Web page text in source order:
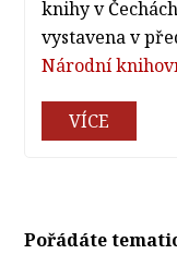
knihy v
vystavena v
Národní
VÍCE
Pořádáte